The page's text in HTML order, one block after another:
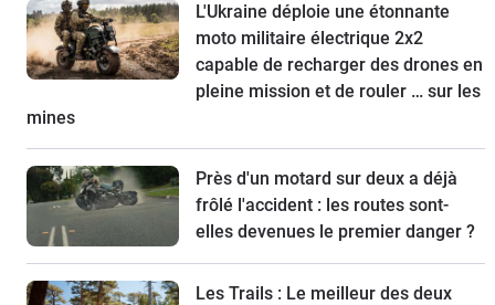
L'Ukraine déploie une étonnante
moto militaire électrique 2x2
capable de recharger des drones en
pleine mission et de rouler … sur les
mines
Près d'un motard sur deux a déjà
frôlé l'accident : les routes sont-
elles devenues le premier danger ?
Les Trails : Le meilleur des deux